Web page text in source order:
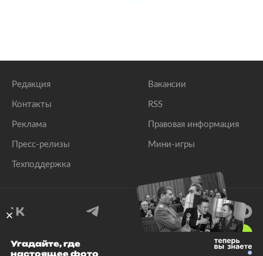
Редакция
Контакты
Реклама
Пресс-релизы
Техподдержка
Вакансии
RSS
Правовая информация
Мини-игры
© 1999–2026 Все права защищены.
Угадайте, где
настоящее фото